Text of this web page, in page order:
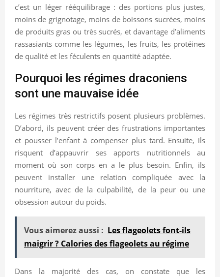
c’est un léger rééquilibrage : des portions plus justes,
moins de grignotage, moins de boissons sucrées, moins
de produits gras ou très sucrés, et davantage d’aliments
rassasiants comme les légumes, les fruits, les protéines
de qualité et les féculents en quantité adaptée.
Pourquoi les régimes draconiens
sont une mauvaise idée
Les régimes très restrictifs posent plusieurs problèmes.
D’abord, ils peuvent créer des frustrations importantes
et pousser l’enfant à compenser plus tard. Ensuite, ils
risquent d’appauvrir ses apports nutritionnels au
moment où son corps en a le plus besoin. Enfin, ils
peuvent installer une relation compliquée avec la
nourriture, avec de la culpabilité, de la peur ou une
obsession autour du poids.
Vous aimerez aussi : Les flageolets font-ils
maigrir ? Calories des flageolets au régime
Dans la majorité des cas, on constate que les